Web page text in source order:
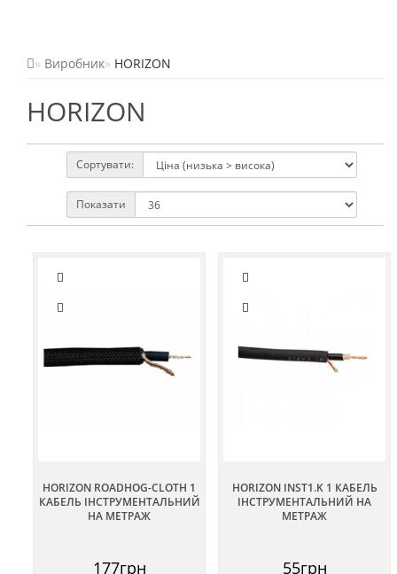
Виробник HORIZON
HORIZON
Сортувати:
Показати
HORIZON ROADHOG-CLOTH 1
КАБЕЛЬ ІНСТРУМЕНТАЛЬНИЙ
НА МЕТРАЖ
177грн
HORIZON INST1.K 1 КАБЕЛЬ
ІНСТРУМЕНТАЛЬНИЙ НА
МЕТРАЖ
55грн